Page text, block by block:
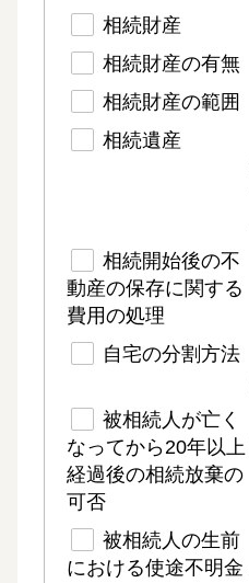
相続財産
相続財産の有無
相続財産の範囲
相続遺産
相続開始後の不
動産の保存に関する
費用の処理
自宅の分割方法
被相続人が亡く
なってから20年以上
経過後の相続放棄の
可否
被相続人の生前
における使途不明金